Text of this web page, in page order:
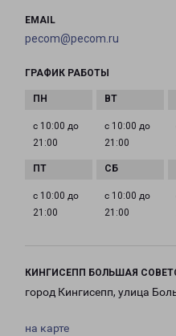
EMAIL
pecom@pecom.ru
ГРАФИК РАБОТЫ
с 10:00 до
21:00
с 10:00 до
21:00
с 10:00 до
21:00
с 10:00 до
21:00
КИНГИСЕПП БОЛЬШАЯ
город Кингисепп, улица
на карте